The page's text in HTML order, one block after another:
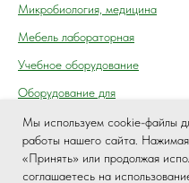
Мы используем cookie-файлы
работы нашего сайта.
«Принять» или продолжая
соглашаетесь на
Микробиология, медицина
Мебель лабораторная
Учебное оборудование
Оборудование для
осмотра (контроля) ГАИ